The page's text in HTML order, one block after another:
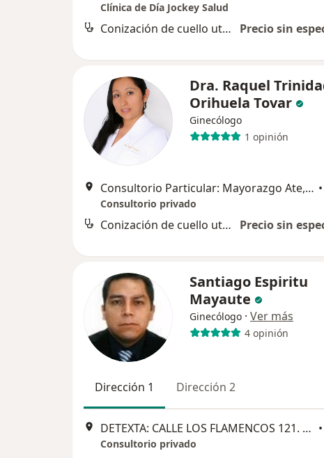
Clínica de Día Jockey Salud
Conización de cuello uterino Precio sin
Dra. Raquel
Orihuela Tovar
Ginecólogo
1 opinión
Consultorio Particular: Mayorazgo Ate, Ate •
Consultorio privado
Conización de cuello uterino Precio sin
Santiago Espiritu
Mayaute
Ginecólogo · Ver más
4 opinión
Dirección 1 Dirección 2
DETEXTA: CALLE LOS FLAMENCOS 121. 5TO PISO. OVALO DE SANTA ANITA, Santa Anita •
Consultorio privado